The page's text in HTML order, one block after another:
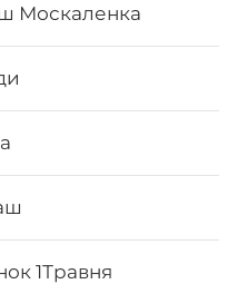
Москаленка
1Травня
лосось, ср